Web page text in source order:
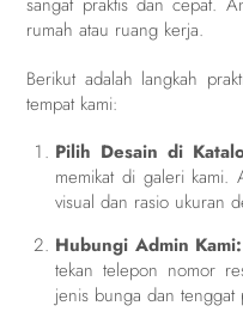
sangat praktis dan cepat.
rumah atau ruang kerja.
Berikut adalah langkah
tempat kami:
Pilih Desain di
memikat di galeri kami.
visual dan rasio ukuran
Hubungi Admin Kami:
tekan telepon nomor
jenis bunga dan